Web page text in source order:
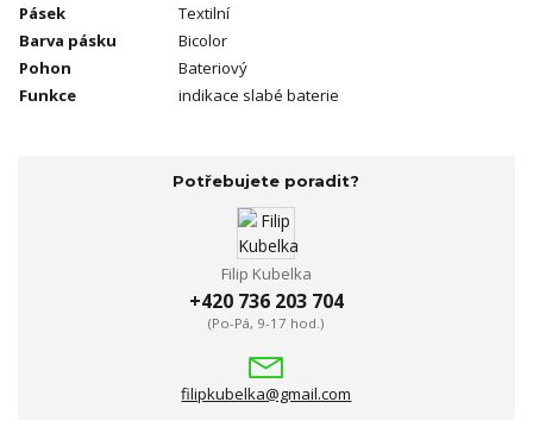
Pásek
Textilní
Barva pásku
Bicolor
Pohon
Bateriový
Funkce
indikace slabé baterie
Potřebujete poradit?
Filip Kubelka
+420 736 203 704
(Po-Pá, 9-17 hod.)
filipkubelka@gmail.com